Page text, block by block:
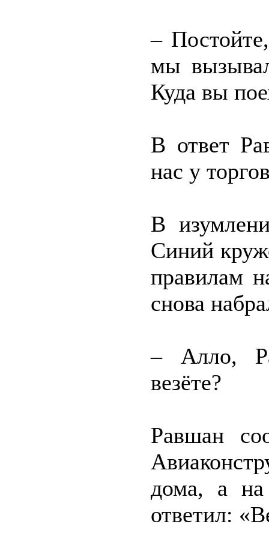
–
мы
Куда вы
В ответ
нас у
В
Синий
правилам
снова
– Алло,
везёте?
Равшан
дома, а на
ответил: